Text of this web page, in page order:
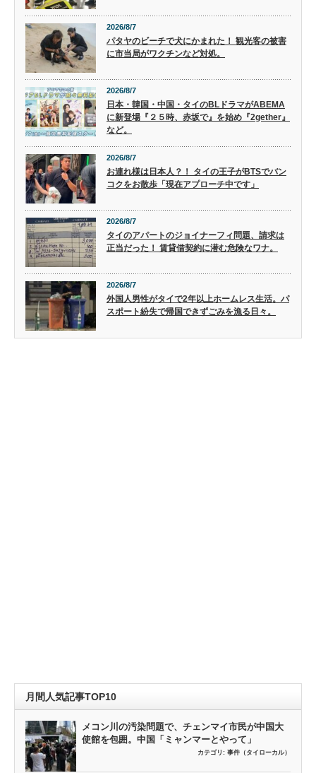
2026/8/7
パタヤのビーチで犬にかまれた！ 観光客の被害
に市当局がワクチンなど対処。
2026/8/7
日本・韓国・中国・タイのBLドラマがABEMA
に新登場『２５時、赤坂で』を始め『2gether』
など。
2026/8/7
お連れ様は日本人？！ タイの王子がBTSでバン
コクをお散歩「現在アプローチ中です」
2026/8/7
タイのアパートのジョイナーフィ問題、請求は
正当だった！ 賃貸借契約に潜む危険なワナ。
2026/8/7
外国人男性がタイで2年以上ホームレス生活。パ
スポート紛失で帰国できずごみを漁る日々。
月間人気記事TOP10
メコン川の汚染問題で、チェンマイ市民が中国大
使館を包囲。中国「ミャンマーとやって」
カテゴリ: 事件（タイローカル）